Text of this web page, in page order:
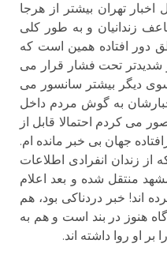
تهران بیشتر از هرجا
زندانیان و به طور کلی
دور افتاده همین است که
شدیدتر تحت فشار قرار می
دیگر بیشتر سانسور می
به گوش مردم داخل
می کردم احتمالا قابل از
جهان بی خبر مانده ام.
از زندان انفرادی اطلاعات
منتقل شده و بعد اعلام
اند! خبر دردناکی بود، هم
هنوز در بند است و هم به
او روا داشته اند.